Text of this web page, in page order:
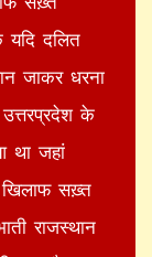
यदि दलित
जाकर धरना
के
था जहां
खिलाफ सख़्त
राजस्थान